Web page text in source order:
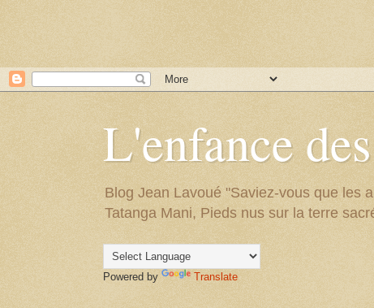
L'enfance
Blog Jean Lavoué "Saviez-vous que les
Tatanga Mani, Pieds nus sur la terre
Powered by Translate